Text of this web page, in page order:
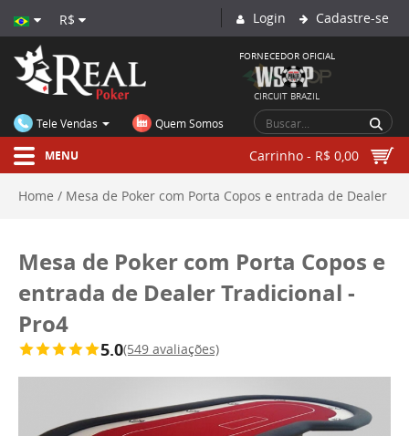
R$
FORNECEDOR OFICIAL
CIRCUIT BRAZIL
Login Cadastre-se
Carrinho - R$ 0,00
Tele Vendas Quem Somos
MENU
Home Mesa de Poker com Porta Copos e entrada de Dealer
Mesa de Poker com Porta Copos e
entrada de Dealer Tradicional -
Pro4
5.0(549 avaliações)